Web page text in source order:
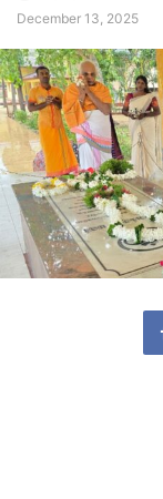
December 13, 2025